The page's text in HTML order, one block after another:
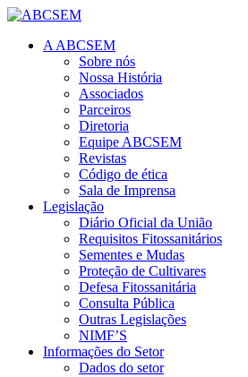
A ABCSEM
Sobre nós
Nossa História
Associados
Parceiros
Diretoria
Equipe ABCSEM
Revistas
Código de ética
Sala de Imprensa
Legislação
Diário Oficial da União
Requisitos Fitossanitários
Sementes e Mudas
Proteção de Cultivares
Defesa Fitossanitária
Consulta Pública
Outras Legislações
NIMF’S
Informações do Setor
Dados do setor